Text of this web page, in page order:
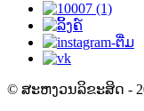
© ສະຫງວນລິຂະສິດ -